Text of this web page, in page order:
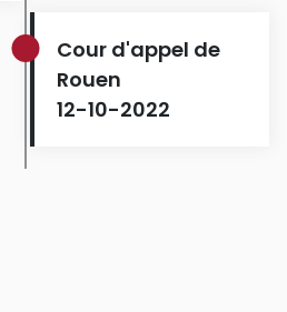
Cour d'appel de
Rouen
12-10-2022